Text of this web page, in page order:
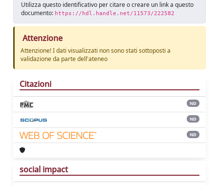
Utilizza questo identificativo per citare o creare un link a questo
documento: https://hdl.handle.net/11573/222582
Attenzione
Attenzione! I dati visualizzati non sono stati sottoposti a
validazione da parte dell'ateneo
Citazioni
ND
ND
ND
social impact